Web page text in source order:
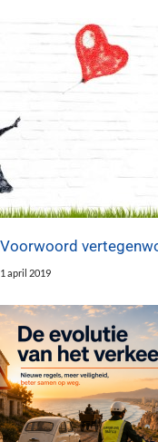
Voorwoord
1 april 2019